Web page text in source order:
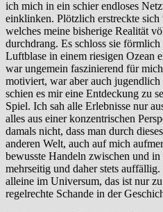
ich mich in ein schier endloses
einklinken. Plötzlich erstreckte
welches meine bisherige Realität
durchdrang. Es schloss sie
Luftblase in einem riesigen Ozean
war ungemein faszinierend für
motiviert, war aber auch
schien es mir eine Entdeckung zu
Spiel. Ich sah alle Erlebnisse nur
alles aus einer konzentrischen
damals nicht, dass man durch
anderen Welt, auch auf mich
bewusste Handeln zwischen und
mehrseitig und daher stets
alleine im Universum, das ist nur
regelrechte Schande in der